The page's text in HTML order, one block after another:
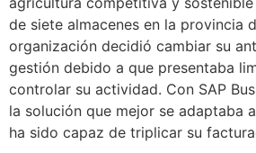
de siete almacenes en la provincia
organización decidió cambiar su
gestión debido a que presentaba
controlar su actividad. Con SAP
la solución que mejor se adaptaba
ha sido capaz de triplicar su